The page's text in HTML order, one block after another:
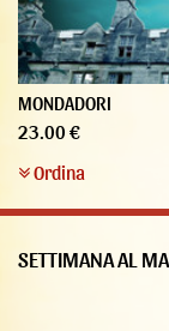
MONDADORI
23.00 €
Ordina
SETTIMANA AL